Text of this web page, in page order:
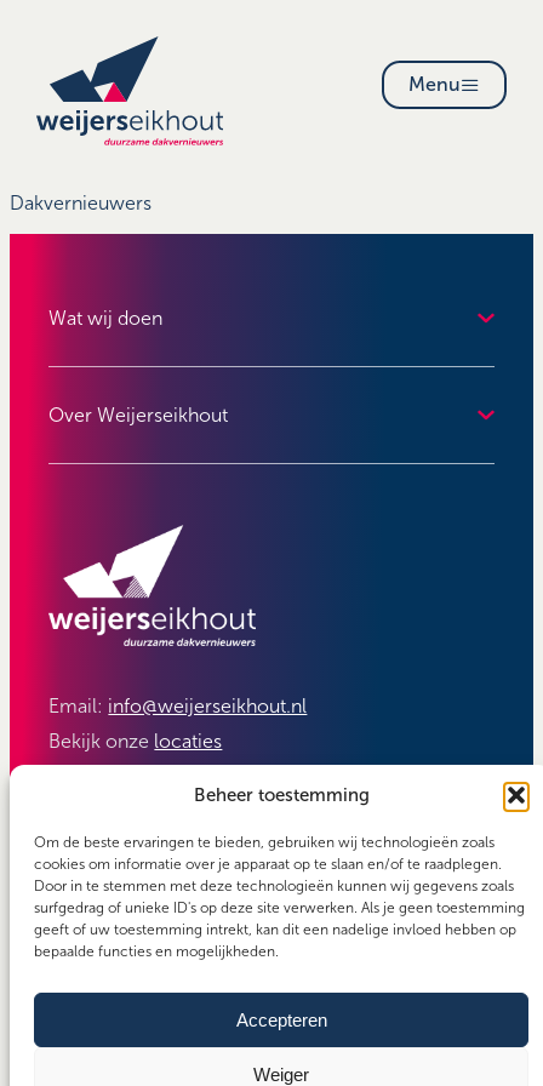
Beheer toestemming
Om de beste ervaringen te bieden, gebruiken wij technologieën zoals
cookies om informatie over je apparaat op te slaan en/of te raadplegen.
Door in te stemmen met deze technologieën kunnen wij gegevens zoals
surfgedrag of unieke ID's op deze site verwerken. Als je geen toestemming
geeft of uw toestemming intrekt, kan dit een nadelige invloed hebben op
bepaalde functies en mogelijkheden.
Accepteren
Weiger
Menu
Dakvernieuwers
Wat wij doen
Over Weijerseikhout
Email: info@weijerseikhout.nl
Bekijk onze locaties
Copyright 2026 - Weijerseikhout